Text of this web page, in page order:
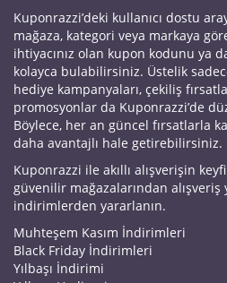
Kuponrazzi’deki kullanıcı dostu
mağaza, kategori veya markaya
ihtiyacınız olan kupon kodunu ya
kolayca bulabilirsiniz. Üstelik
hediye kampanyaları, çekiliş
promosyonlar da Kuponrazzi’de
Böylece, her an güncel fırsatlarla
daha avantajlı hale getirebilirsiniz.
Kuponrazzi ile akıllı alışverişin
güvenilir mağazalarından alışveriş
indirimlerden yararlanın.
Muhteşem Kasım İndirimleri
Black Friday İndirimleri
Yılbaşı İndirimi